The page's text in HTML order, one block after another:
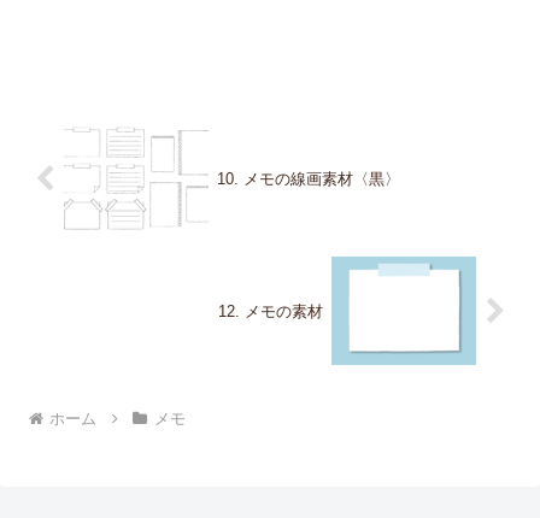
10. メモの線画素材〈黒〉
12. メモの素材
ホーム メモ